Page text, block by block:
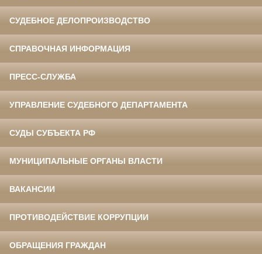
СУДЕБНОЕ ДЕЛОПРОИЗВОДСТВО
СПРАВОЧНАЯ ИНФОРМАЦИЯ
ПРЕСС-СЛУЖБА
УПРАВЛЕНИЕ СУДЕБНОГО ДЕПАРТАМЕНТА
СУДЫ СУБЪЕКТА РФ
МУНИЦИПАЛЬНЫЕ ОРГАНЫ ВЛАСТИ
ВАКАНСИИ
ПРОТИВОДЕЙСТВИЕ КОРРУПЦИИ
ОБРАЩЕНИЯ ГРАЖДАН